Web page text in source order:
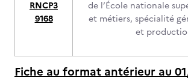
RNCP3
9168
de l’École nationale
et métiers, spécialité
et
Fiche au format antérieur au